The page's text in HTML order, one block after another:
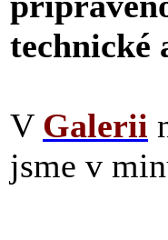
technické
V Galerii
jsme v